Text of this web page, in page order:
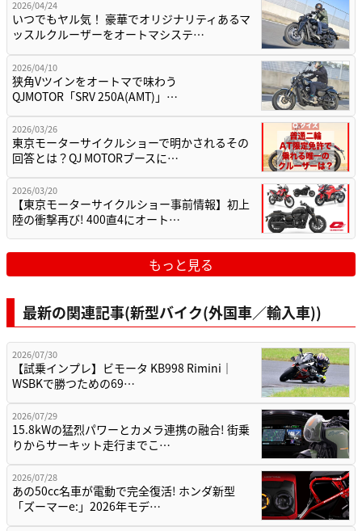
2026/04/24
いつでもヤル気！ 豪華でオリジナリティあるマ
ッスルクルーザーをオートマシステ…
2026/04/10
狭角Vツインをオートマで味わう
QJMOTOR「SRV 250A(AMT)」…
2026/03/26
東京モーターサイクルショーで明かされるその
回答とは？QJ MOTORブースに…
2026/03/20
【東京モーターサイクルショー事前情報】初上
陸の衝撃再び! 400直4にオート…
もっと見る
最新の関連記事(新型バイク(外国車／輸入車))
2026/07/30
【試乗インプレ】ビモータ KB998 Rimini｜
WSBKで勝つための69…
2026/07/29
15.8kWの猛烈パワーとカメラ連携の融合! 街乗
りからサーキット走行までこ…
2026/07/28
あの50cc名車が電動で完全復活! ホンダ新型
「ズーマーe:」2026年モデ…